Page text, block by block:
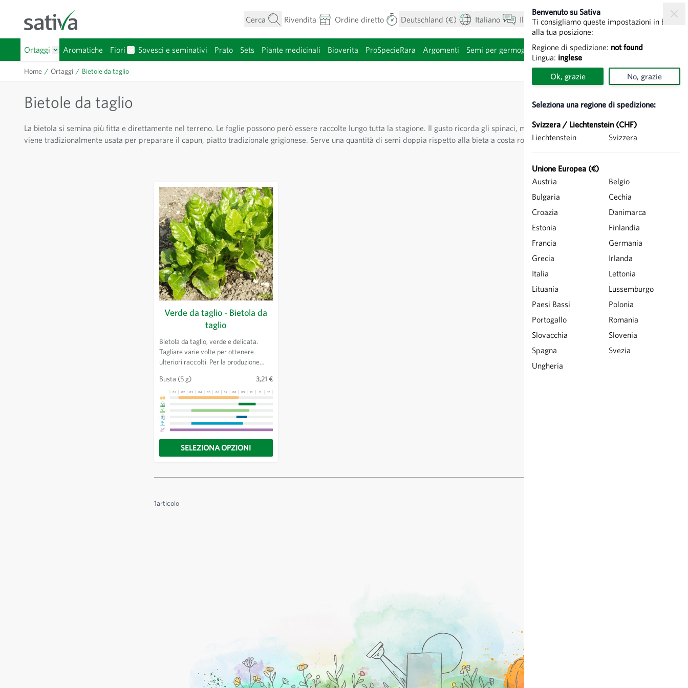
Cerca
Rivendita Ordine diretto Deutschland (€) Italiano Il mio account Visualizza carrello
Ortaggi
Aromatiche
Fiori
Sovesci e seminativi Prato Sets Piante medicinali Bioverita ProSpecieRara Argomenti Semi per germogli
Benvenuto su Sativa
Ti consigliamo queste impostazioni in base
alla tua posizione:
Regione di spedizione: not found
Lingua: inglese
Ok, grazie No, grazie
Seleziona una regione di spedizione:
Svizzera / Liechtenstein (CHF)
Liechtenstein
Svizzera
Unione Europea (€)
Austria
Belgio
Bulgaria
Cechia
Croazia
Danimarca
Estonia
Finlandia
Francia
Germania
Grecia
Irlanda
Italia
Lettonia
Lituania
Lussemburgo
Paesi Bassi
Polonia
Portogallo
Romania
Slovacchia
Slovenia
Spagna
Svezia
Ungheria
Home / Ortaggi / Bietole da taglio
Bietole da taglio
La bietola si semina più fitta e direttamente nel terreno. Le foglie possono però essere raccolte lungo tutta la stagione. Il gusto ricorda gli spinaci, ma è decisamente più intenso. La bietola
viene tradizionalmente usata per preparare il capun, piatto tradizionale grigionese. Serve una quantità di semi doppia rispetto alla bieta a costa rossa.
Verde da taglio - Bietola da
taglio
Bietola da taglio, verde e delicata.
Tagliare varie volte per ottenere
ulteriori raccolti. Per la produzione
cm prima dell'inverno.
3,21 €
Busta (5 g)
01 02 03 04 05 06 07 08 09 10 11 12
SELEZIONA OPZIONI
1articolo